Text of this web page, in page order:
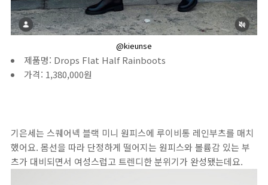
@kieunse
제품명: Drops Flat Half Rainboots
가격: 1,380,000원
기은세는 스퀘어넥 블랙 미니 원피스에 루이비통 레인부츠를 매치
했어요. 몸선을 따라 단정하게 떨어지는 원피스와 볼륨감 있는 부
츠가 대비되면서 여성스럽고 트렌디한 분위기가 완성됐는데요.